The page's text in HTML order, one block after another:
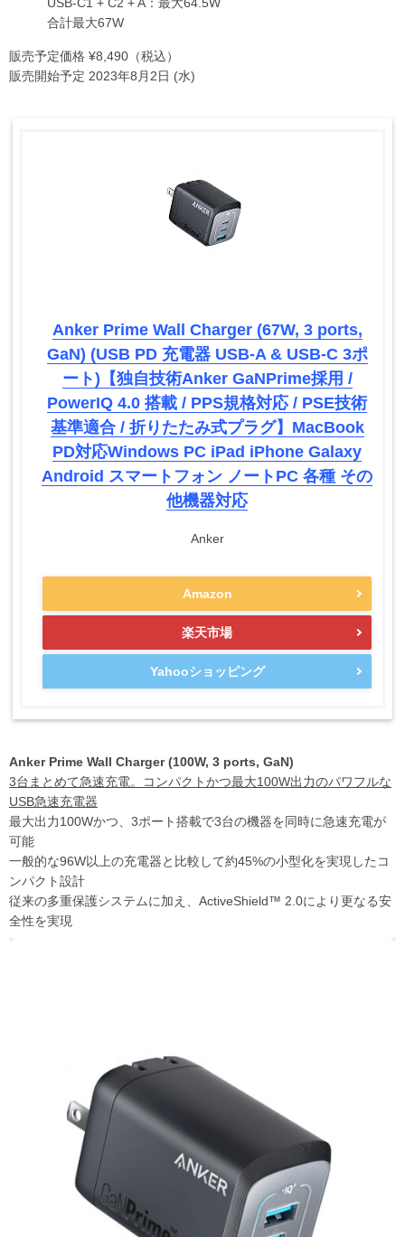
USB-C1 + C2 + A：最大64.5W
合計最大67W
販売予定価格 ¥8,490（税込）
販売開始予定 2023年8月2日 (水)
Anker Prime Wall Charger (67W, 3 ports,
GaN) (USB PD 充電器 USB-A & USB-C 3ポ
ート)【独自技術Anker GaNPrime採用 /
PowerIQ 4.0 搭載 / PPS規格対応 / PSE技術
基準適合 / 折りたたみ式プラグ】MacBook
PD対応Windows PC iPad iPhone Galaxy
Android スマートフォン ノートPC 各種 その
他機器対応
Anker
Amazon
楽天市場
Yahooショッピング
Anker Prime Wall Charger (100W, 3 ports, GaN)
3台まとめて急速充電。コンパクトかつ最大100W出力のパワフルな
USB急速充電器
最大出力100Wかつ、3ポート搭載で3台の機器を同時に急速充電が
可能
一般的な96W以上の充電器と比較して約45%の小型化を実現したコ
ンパクト設計
従来の多重保護システムに加え、ActiveShield™ 2.0により更なる安
全性を実現